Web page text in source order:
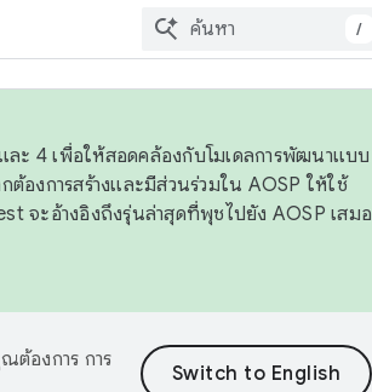
/
ละ 4 เพื่อให้สอดคล้องกับโมเดลการพัฒนาแบบ
องการสร้างและมีส่วนร่วมใน AOSP ให้ใช้
จะอ้างอิงถึงรุ่นล่าสุดที่พุชไปยัง AOSP เสมอ
ต้องการ การ